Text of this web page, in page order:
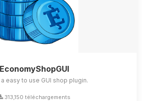
EconomyShopGUI
easy to use GUI shop plugin.
313,150 téléchargements